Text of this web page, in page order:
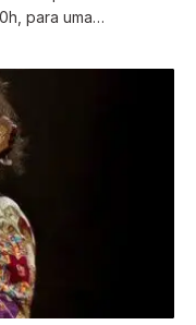
para uma…